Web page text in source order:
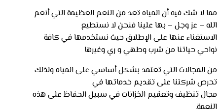
مما لا شك فيه أن المياه تعد من النعم العظيمة التي أنعم
الله – عز وجل – بها علينا فنحن لا نستطيع
الاستغناء عنها على الإطلاق حيث نستخدمها في كافة
نواحي حياتنا من شرب وطهي و ري وغيرها
من المجالات التي تعتمد بشكل أساسي على المياه ولذلك
تحرص شركتنا على تقديم خدماتها في
مجال تنظيف وتعقيم الخزانات في سبيل الحفاظ على هذه
النعمة.